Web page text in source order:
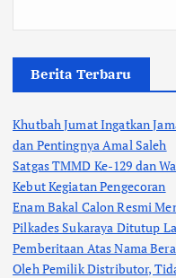
Berita Terbaru
Khutbah Jumat Ingatkan
dan Pentingnya Amal Saleh
Satgas TMMD Ke-129 dan
Kebut Kegiatan Pengecoran
Enam Bakal Calon Resmi
Pilkades Sukaraya Ditutup
Pemberitaan Atas Nama
Oleh Pemilik Distributor,